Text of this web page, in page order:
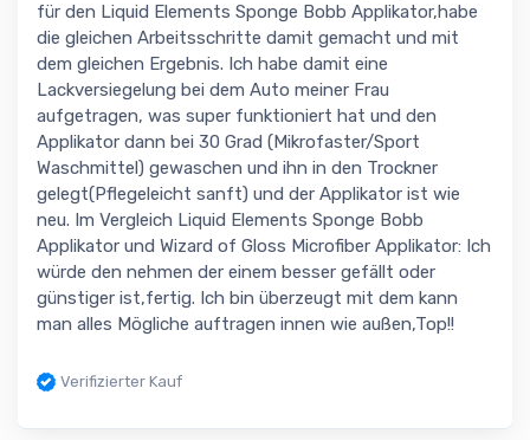
für den Liquid Elements Sponge Bobb Applikator,habe
die gleichen Arbeitsschritte damit gemacht und mit
dem gleichen Ergebnis. Ich habe damit eine
Lackversiegelung bei dem Auto meiner Frau
aufgetragen, was super funktioniert hat und den
Applikator dann bei 30 Grad (Mikrofaster/Sport
Waschmittel) gewaschen und ihn in den Trockner
gelegt(Pflegeleicht sanft) und der Applikator ist wie
neu. Im Vergleich Liquid Elements Sponge Bobb
Applikator und Wizard of Gloss Microfiber Applikator: Ich
würde den nehmen der einem besser gefällt oder
günstiger ist,fertig. Ich bin überzeugt mit dem kann
man alles Mögliche auftragen innen wie außen,Top!!
Verifizierter Kauf